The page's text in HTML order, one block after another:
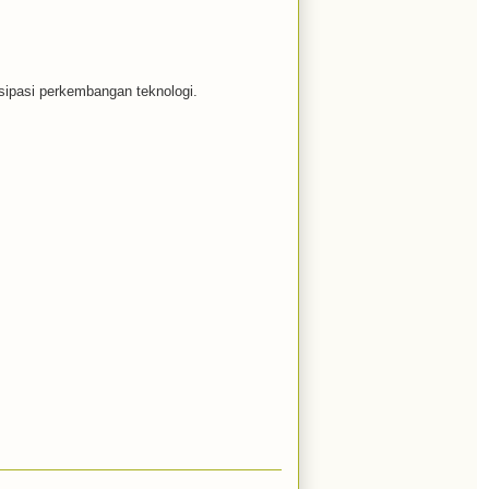
perkembangan teknologi.